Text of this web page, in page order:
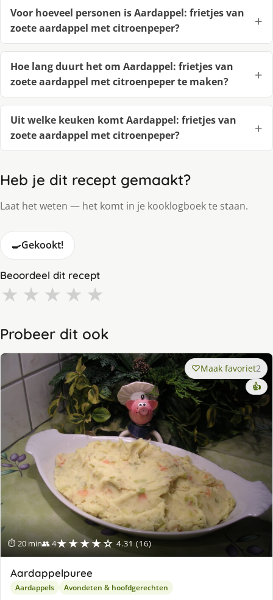
Voor hoeveel personen is Aardappel: frietjes van
zoete aardappel met citroenpeper?
Hoe lang duurt het om Aardappel: frietjes van
zoete aardappel met citroenpeper te maken?
Uit welke keuken komt Aardappel: frietjes van
zoete aardappel met citroenpeper?
Heb je dit recept gemaakt?
Laat het weten — het komt in je kooklogboek te staan.
🍳Gekookt!
Beoordeel dit recept
★ ★ ★ ★ ★
Probeer dit ook
⏱ 20 min👥 4★★★★☆ 4.31 (16)
Maak favoriet2
👍
Aardappelpuree
Aardappels Avondeten & hoofdgerechten